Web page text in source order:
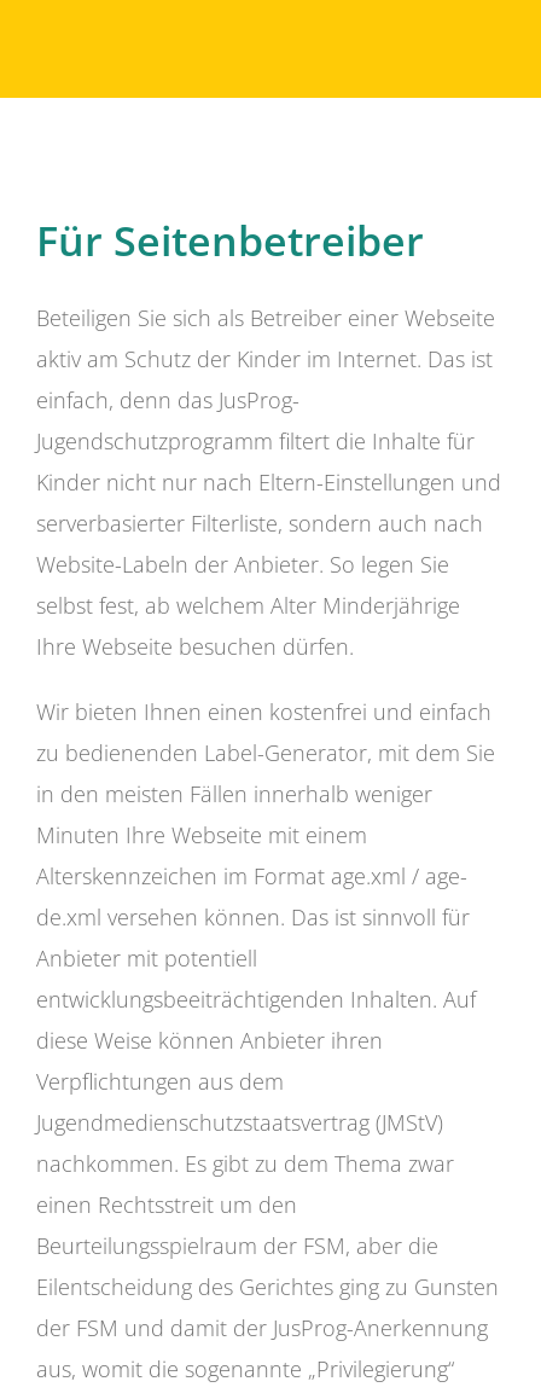
Für Seitenbetreiber
Beteiligen Sie sich als Betreiber einer Webseite
aktiv am Schutz der Kinder im Internet. Das ist
einfach, denn das JusProg-
Jugendschutzprogramm filtert die Inhalte für
Kinder nicht nur nach Eltern-Einstellungen und
serverbasierter Filterliste, sondern auch nach
Website-Labeln der Anbieter. So legen Sie
selbst fest, ab welchem Alter Minderjährige
Ihre Webseite besuchen dürfen.
Wir bieten Ihnen einen kostenfrei und einfach
zu bedienenden Label-Generator, mit dem Sie
in den meisten Fällen innerhalb weniger
Minuten Ihre Webseite mit einem
Alterskennzeichen im Format age.xml / age-
de.xml versehen können. Das ist sinnvoll für
Anbieter mit potentiell
entwicklungsbeeiträchtigenden Inhalten. Auf
diese Weise können Anbieter ihren
Verpflichtungen aus dem
Jugendmedienschutzstaatsvertrag (JMStV)
nachkommen. Es gibt zu dem Thema zwar
einen Rechtsstreit um den
Beurteilungsspielraum der FSM, aber die
Eilentscheidung des Gerichtes ging zu Gunsten
der FSM und damit der JusProg-Anerkennung
aus, womit die sogenannte „Privilegierung“